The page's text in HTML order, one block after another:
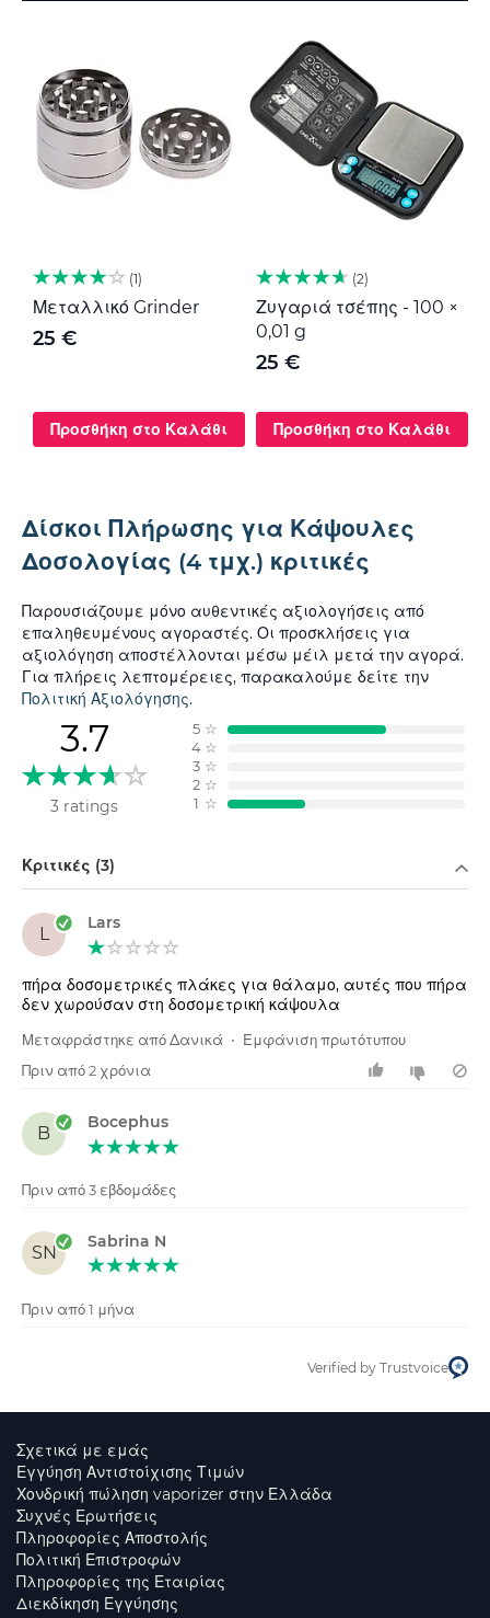
1
Μεταλλικό Grinder
25 €
Προσθήκη στο Καλάθι
2
Ζυγαριά τσέπης - 100 ×
0,01 g
25 €
Προσθήκη στο Καλάθι
Δίσκοι Πλήρωσης για Κάψουλες
Δοσολογίας (4 τμχ.) κριτικές
Παρουσιάζουμε μόνο αυθεντικές αξιολογήσεις από
επαληθευμένους αγοραστές. Οι προσκλήσεις για
αξιολόγηση αποστέλλονται μέσω μέιλ μετά την αγορά.
Για πλήρεις λεπτομέρειες, παρακαλούμε δείτε την
Πολιτική Αξιολόγησης.
3.7
3 ratings
5 ☆
4 ☆
3 ☆
2 ☆
1 ☆
Κριτικές (3)
L
Lars
πήρα δοσομετρικές πλάκες για θάλαμο, αυτές που πήρα
δεν χωρούσαν στη δοσομετρική κάψουλα
Μεταφράστηκε από Δανικά • Εμφάνιση πρωτότυπου
Πριν από 2 χρόνια
B
Bocephus
Πριν από 3 εβδομάδες
SN
Sabrina N
Πριν από 1 μήνα
Verified by Trustvoice
Σχετικά με εμάς
Εγγύηση Αντιστοίχισης Τιμών
Χονδρική πώληση vaporizer στην Ελλάδα
Συχνές Ερωτήσεις
Πληροφορίες Αποστολής
Πολιτική Επιστροφών
Πληροφορίες της Εταιρίας
Διεκδίκηση Εγγύησης